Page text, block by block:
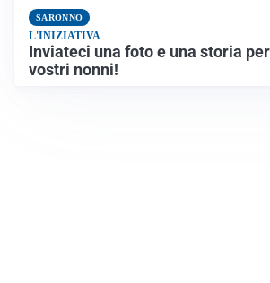
SARONNO
L'INIZIATIVA
Inviateci una foto e una storia
vostri nonni!